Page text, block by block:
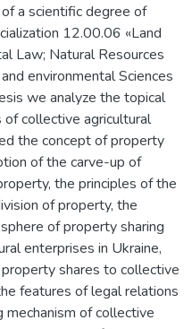
a scientific degree of
12.00.06 «Land
Law; Natural Resources
environmental Sciences
we analyze the topical
collective agricultural
the concept of property
of the carve-up of
the principles of the
of property, the
of property sharing
enterprises in Ukraine,
shares to collective
features of legal relations
of collective